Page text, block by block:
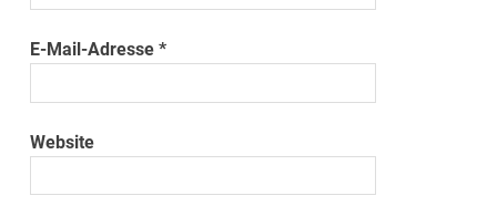
E-Mail-Adresse*
Website